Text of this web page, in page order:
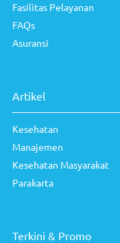
Fasilitas Pelayanan
FAQs
Asuransi
Artikel
Kesehatan
Manajemen
Kesehatan Masyarakat
Parakarta
Terkini & Promo